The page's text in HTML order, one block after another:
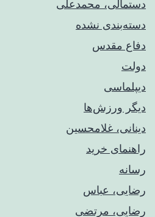
دستمالی، محمدعلی
دسته‌بندی نشده
دفاع مقدس
دولت
دیپلماسی
دیگر ورزش‌ها
دینانی، غلامحسین
راهنمای خريد
رسانه
رضایی، عباس
رضایی، مرتضی